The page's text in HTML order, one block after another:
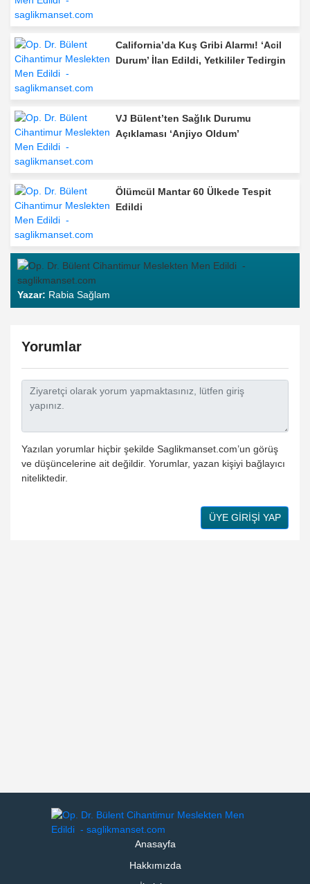
California’da Kuş Gribi Alarmı! ‘Acil
Durum’ İlan Edildi, Yetkililer Tedirgin
VJ Bülent’ten Sağlık Durumu
Açıklaması ‘Anjiyo Oldum’
Ölümcül Mantar 60 Ülkede Tespit
Edildi
Yazar: Rabia Sağlam
Yorumlar
Yazılan yorumlar hiçbir şekilde Saglikmanset.com’un görüş
ve düşüncelerine ait değildir. Yorumlar, yazan kişiyi bağlayıcı
niteliktedir.
ÜYE GİRİŞİ YAP
Anasayfa
Hakkımızda